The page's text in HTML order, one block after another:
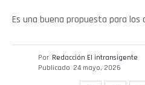
Es una buena propuesta para los
Por Redacción El intransigente
Publicado 24 mayo, 2026